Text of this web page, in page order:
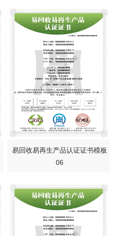
易回收易再生产品认证证书模板
06